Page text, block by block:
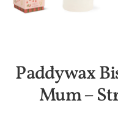
Paddywax
Mum –